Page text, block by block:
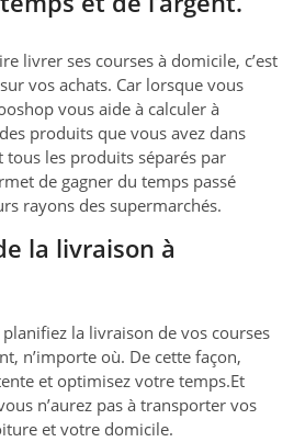
livrer ses courses à domicile, c’est
vos achats. Car lorsque vous
vous aide à calculer à
produits que vous avez dans
tous les produits séparés par
de gagner du temps passé
rayons des supermarchés.
la livraison à
la livraison de vos courses
n’importe où. De cette façon,
et optimisez votre temps.Et
n’aurez pas à transporter vos
et votre domicile.